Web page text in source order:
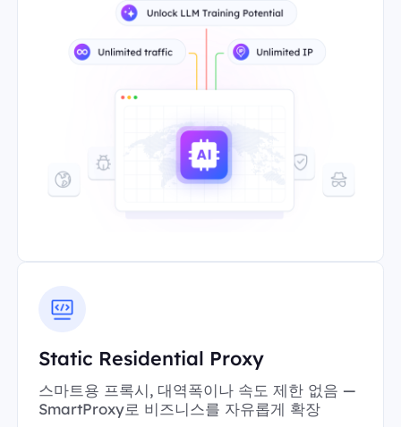
Static Residential Proxy
스마트용 프록시, 대역폭이나 속도 제한 없음 —
SmartProxy로 비즈니스를 자유롭게 확장